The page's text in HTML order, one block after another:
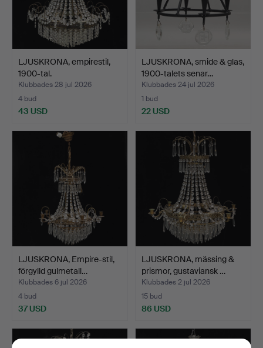
LJUSKRONA, empirestil,
1900-tal.
Klubbades 28 jul 2026
4 bud
43 USD
LJUSKRONA, smide & glas,
1900-talets senar…
Klubbades 24 jul 2026
1 bud
22 USD
LJUSKRONA, Empire-stil,
förgylld gulmetall…
Klubbades 6 jul 2026
4 bud
37 USD
LJUSKRONA, mässing &
prismor, gustaviansk …
Klubbades 2 jul 2026
15 bud
86 USD